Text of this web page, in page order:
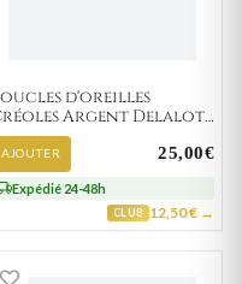
d'oreilles
Argent Delalot
AJOUTER 25,00€
Expédié 24-48h
CLUB 12,50 € →
Argent Brillet Texturé